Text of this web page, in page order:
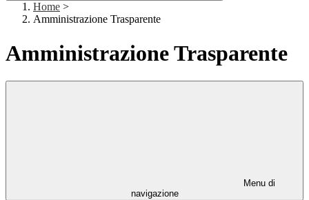
Home >
Amministrazione Trasparente
Amministrazione Trasparente
Menu di
navigazione